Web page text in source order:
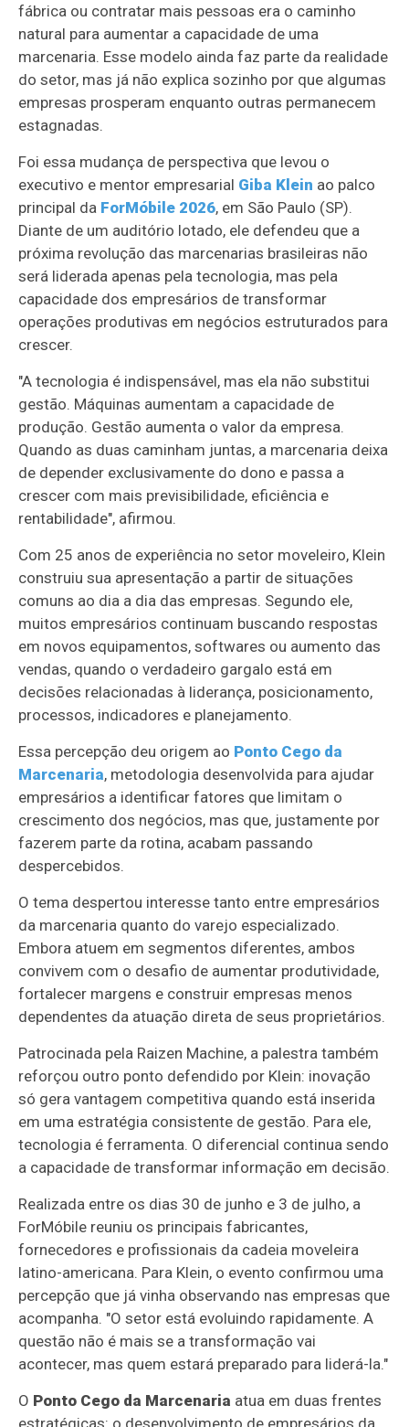
fábrica ou contratar mais pessoas era o caminho
natural para aumentar a capacidade de uma
marcenaria. Esse modelo ainda faz parte da realidade
do setor, mas já não explica sozinho por que algumas
empresas prosperam enquanto outras permanecem
estagnadas.
Foi essa mudança de perspectiva que levou o
executivo e mentor empresarial Giba Klein ao palco
principal da ForMóbile 2026, em São Paulo (SP).
Diante de um auditório lotado, ele defendeu que a
próxima revolução das marcenarias brasileiras não
será liderada apenas pela tecnologia, mas pela
capacidade dos empresários de transformar
operações produtivas em negócios estruturados para
crescer.
"A tecnologia é indispensável, mas ela não substitui
gestão. Máquinas aumentam a capacidade de
produção. Gestão aumenta o valor da empresa.
Quando as duas caminham juntas, a marcenaria deixa
de depender exclusivamente do dono e passa a
crescer com mais previsibilidade, eficiência e
rentabilidade", afirmou.
Com 25 anos de experiência no setor moveleiro, Klein
construiu sua apresentação a partir de situações
comuns ao dia a dia das empresas. Segundo ele,
muitos empresários continuam buscando respostas
em novos equipamentos, softwares ou aumento das
vendas, quando o verdadeiro gargalo está em
decisões relacionadas à liderança, posicionamento,
processos, indicadores e planejamento.
Essa percepção deu origem ao Ponto Cego da
Marcenaria, metodologia desenvolvida para ajudar
empresários a identificar fatores que limitam o
crescimento dos negócios, mas que, justamente por
fazerem parte da rotina, acabam passando
despercebidos.
O tema despertou interesse tanto entre empresários
da marcenaria quanto do varejo especializado.
Embora atuem em segmentos diferentes, ambos
convivem com o desafio de aumentar produtividade,
fortalecer margens e construir empresas menos
dependentes da atuação direta de seus proprietários.
Patrocinada pela Raizen Machine, a palestra também
reforçou outro ponto defendido por Klein: inovação
só gera vantagem competitiva quando está inserida
em uma estratégia consistente de gestão. Para ele,
tecnologia é ferramenta. O diferencial continua sendo
a capacidade de transformar informação em decisão.
Realizada entre os dias 30 de junho e 3 de julho, a
ForMóbile reuniu os principais fabricantes,
fornecedores e profissionais da cadeia moveleira
latino-americana. Para Klein, o evento confirmou uma
percepção que já vinha observando nas empresas que
acompanha. "O setor está evoluindo rapidamente. A
questão não é mais se a transformação vai
acontecer, mas quem estará preparado para liderá-la."
O Ponto Cego da Marcenaria atua em duas frentes
estratégicas: o desenvolvimento de empresários da